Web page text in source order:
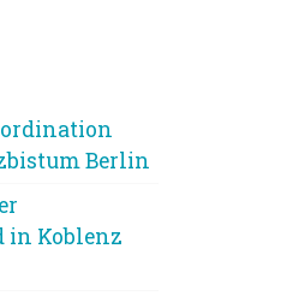
Berlin
in Koblenz